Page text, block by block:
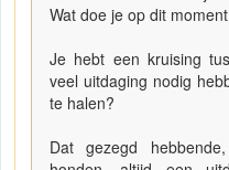
Wat doe je op dit
Je hebt een kruising
veel uitdaging nodig
te halen?
Dat gezegd